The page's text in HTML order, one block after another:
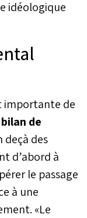
idéologique
importante de
bilan de
deçà des
d’abord à
le passage
à une
«Le